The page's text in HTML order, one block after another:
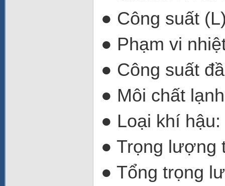
● Công suất
● Phạm vi
● Công suất
● Môi chất
● Loại khí hậu:
● Trọng lượng
● Tổng trọng